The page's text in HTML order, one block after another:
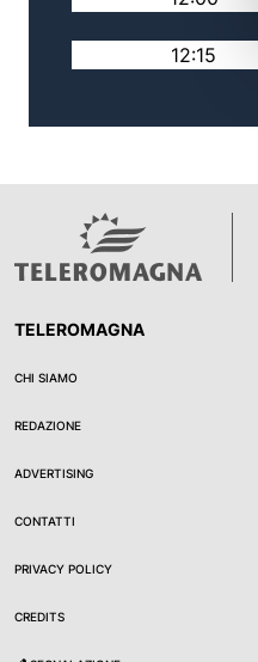
12:15
TELEROMAGNA
CHI SIAMO
REDAZIONE
ADVERTISING
CONTATTI
PRIVACY POLICY
CREDITS